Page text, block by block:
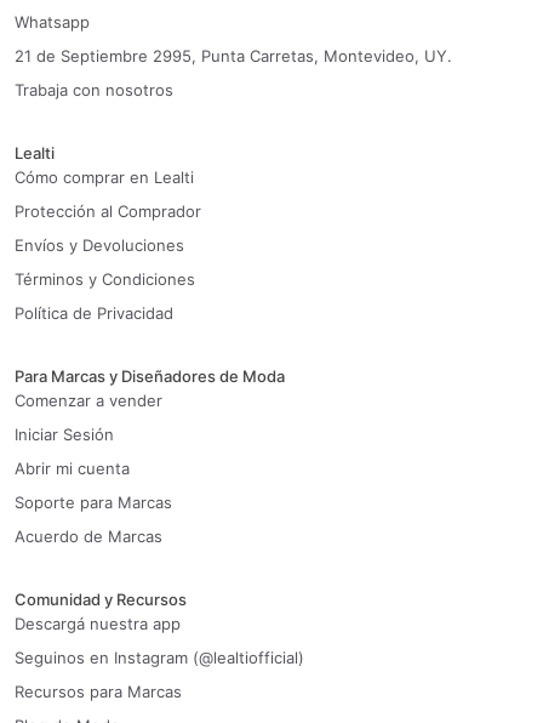
Whatsapp
21 de Septiembre 2995, Punta Carretas, Montevideo, UY.
Trabaja con nosotros
Lealti
Cómo comprar en Lealti
Protección al Comprador
Envíos y Devoluciones
Términos y Condiciones
Política de Privacidad
Para Marcas y Diseñadores de Moda
Comenzar a vender
Iniciar Sesión
Abrir mi cuenta
Soporte para Marcas
Acuerdo de Marcas
Comunidad y Recursos
Descargá nuestra app
Seguinos en Instagram (@lealtiofficial)
Recursos para Marcas